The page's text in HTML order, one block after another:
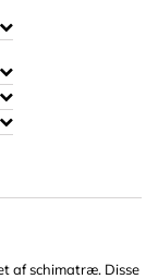
af schimatræ. Disse